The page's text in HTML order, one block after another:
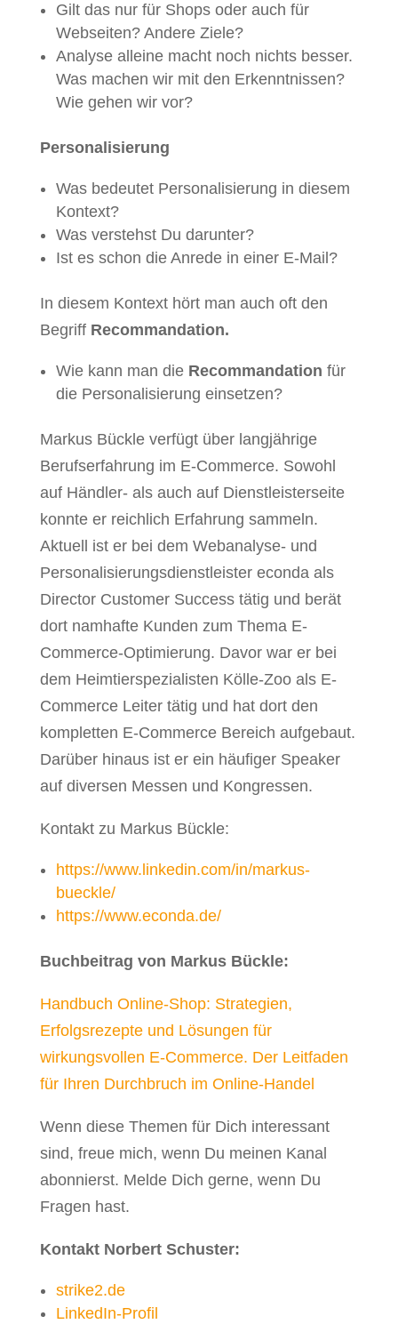
Gilt das nur für Shops oder auch für
Webseiten? Andere Ziele?
Analyse alleine macht noch nichts besser.
Was machen wir mit den Erkenntnissen?
Wie gehen wir vor?
Personalisierung
Was bedeutet Personalisierung in diesem
Kontext?
Was verstehst Du darunter?
Ist es schon die Anrede in einer E-Mail?
In diesem Kontext hört man auch oft den
Begriff Recommandation.
Wie kann man die Recommandation für
die Personalisierung einsetzen?
Markus Bückle verfügt über langjährige
Berufserfahrung im E-Commerce. Sowohl
auf Händler- als auch auf Dienstleisterseite
konnte er reichlich Erfahrung sammeln.
Aktuell ist er bei dem Webanalyse- und
Personalisierungsdienstleister econda als
Director Customer Success tätig und berät
dort namhafte Kunden zum Thema E-
Commerce-Optimierung. Davor war er bei
dem Heimtierspezialisten Kölle-Zoo als E-
Commerce Leiter tätig und hat dort den
kompletten E-Commerce Bereich aufgebaut.
Darüber hinaus ist er ein häufiger Speaker
auf diversen Messen und Kongressen.
Kontakt zu Markus Bückle:
https://www.linkedin.com/in/markus-
bueckle/
https://www.econda.de/
Buchbeitrag von Markus Bückle:
Handbuch Online-Shop: Strategien,
Erfolgsrezepte und Lösungen für
wirkungsvollen E-Commerce. Der Leitfaden
für Ihren Durchbruch im Online-Handel
Wenn diese Themen für Dich interessant
sind, freue mich, wenn Du meinen Kanal
abonnierst. Melde Dich gerne, wenn Du
Fragen hast.
Kontakt Norbert Schuster:
strike2.de
LinkedIn-Profil